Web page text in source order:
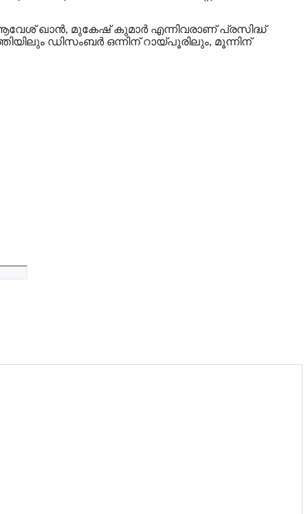
ആവേശ് ഖാന്‍, മുകേഷ് കുമാര്‍ എന്നിവരാണ് പ്രസിദ്ധ്
ഡിസംബര്‍ ഒന്നിന് റായ്പൂരിലും, മൂന്നിന്